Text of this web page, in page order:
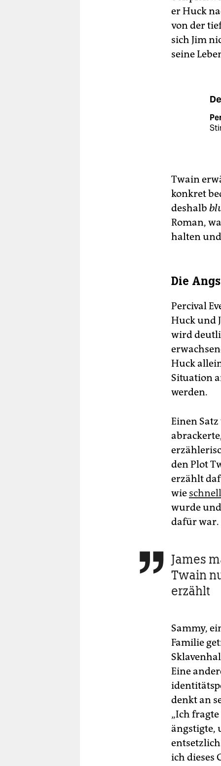
er Huck
von der
sich Jim
seine
Twain
konkret
deshalb
Roman,
halten
Die
Percival
Huck und
wird
Huck
Situation
werden.
Einen
den Plot
erzählt
wie
wurde
dafür war.
 James
Twain
erzählt
Sammy,
Familie
Eine
denkt an
„Ich
ängstigte,
ich dieses